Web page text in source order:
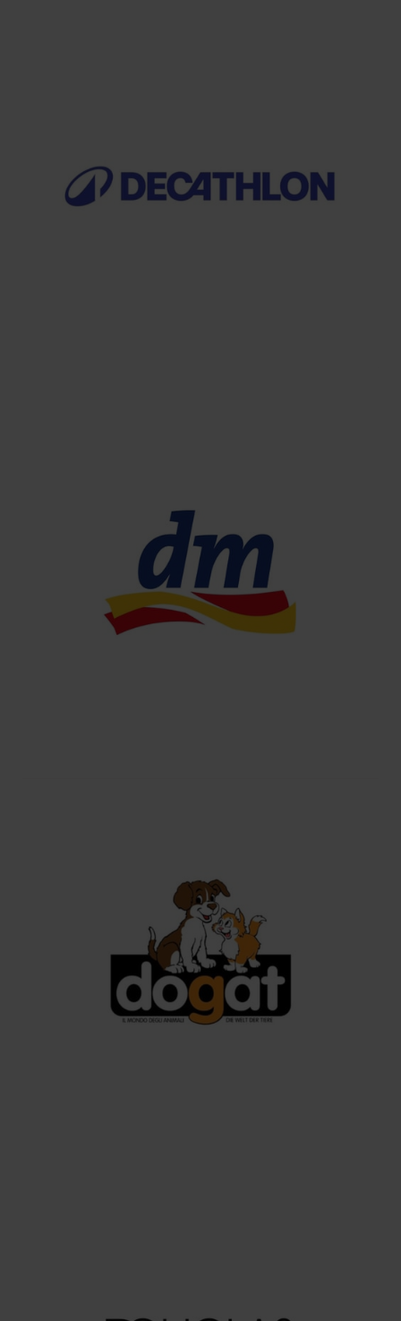
Conbipel Uomo
MODA
Decathlon
BELLEZZA E SALUTE
dm